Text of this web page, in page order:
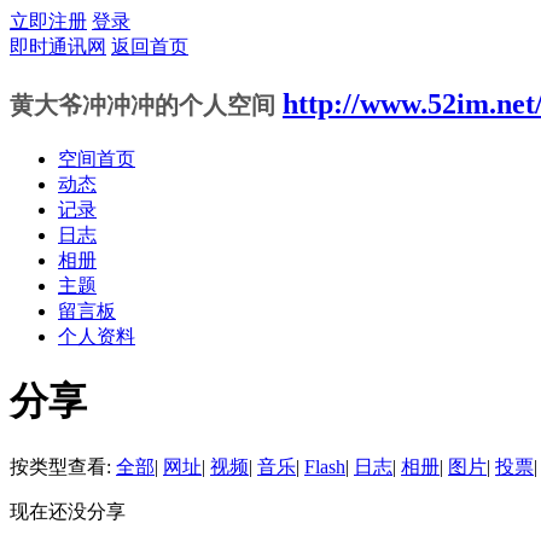
立即注册 登录
即时通讯网 返回首页
黄大爷冲冲冲的个人空间 http://
空间首页
动态
记录
日志
相册
主题
留言板
个人资料
分享
按类型查看: 全部| 网址| 视频| 音乐| Flash| 日志| 相册| 图片| 投票|
现在还没分享